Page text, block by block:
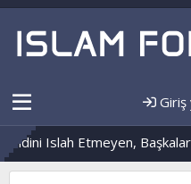
Giriş
Islah Etmeyen,